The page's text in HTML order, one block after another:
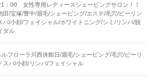
：00 女性専用レディースシェービングサロン！！
田/宝塚/豊中/眉毛/シェービング/エステ/毛穴/ピーリン
パ/小顔/フェイシャル/ホワイトニング/シミ/リンパ/脱
ダル
フローラ川西休館日/眉毛/シェービング/毛穴/ピーリ
スパ/小顔/リンパ/フェイシャル